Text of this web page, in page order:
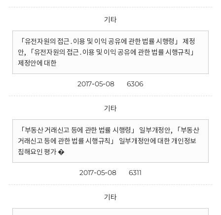
기타
「유전자원의 접근․이용 및 이익 공유에 관한 법률 시행령」 제정
안, 「유전자원의 접근․이용 및 이익 공유에 관한 법률 시행규칙」
제정안에 대한
2017-05-08 6306
기타
「부동산 거래신고 등에 관한 법률 시행령」 일부개정안, 「부동산
거래신고 등에 관한 법률 시행규칙」 일부개정안에 대한 개인정보
침해요인 평가 �
2017-05-08 6311
기타